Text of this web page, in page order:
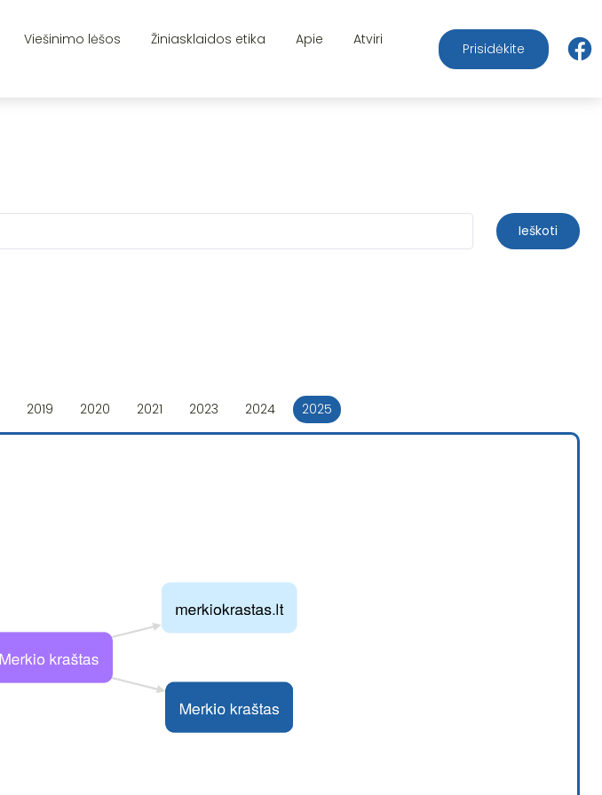
Viešinimo lėšos Žiniasklaidos etika Apie
Atviri
Prisidėkite
Ieškoti
2019 2020 2021 2023 2024 2025